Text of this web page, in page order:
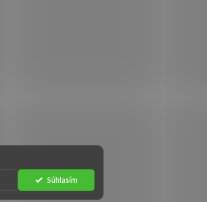
Súhlasím